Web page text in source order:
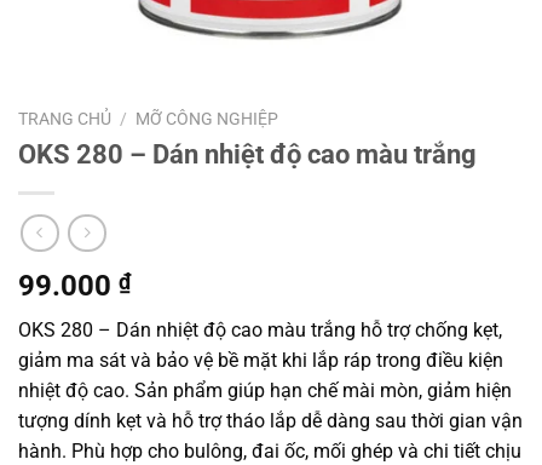
TRANG CHỦ / MỠ CÔNG NGHIỆP
OKS 280 – Dán nhiệt độ cao màu trắng
99.000 ₫
OKS 280 – Dán nhiệt độ cao màu trắng hỗ trợ chống kẹt,
giảm ma sát và bảo vệ bề mặt khi lắp ráp trong điều kiện
nhiệt độ cao. Sản phẩm giúp hạn chế mài mòn, giảm hiện
tượng dính kẹt và hỗ trợ tháo lắp dễ dàng sau thời gian vận
hành. Phù hợp cho bulông, đai ốc, mối ghép và chi tiết chịu